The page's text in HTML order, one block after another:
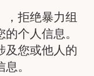
，拒绝暴力组
个人信息。
及您或他人的
。